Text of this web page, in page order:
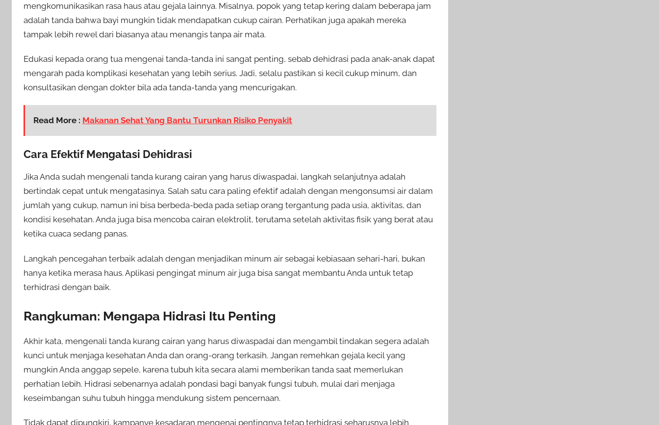
mengkomunikasikan rasa haus atau gejala lainnya. Misalnya, popok yang tetap kering dalam beberapa jam
adalah tanda bahwa bayi mungkin tidak mendapatkan cukup cairan. Perhatikan juga apakah mereka
tampak lebih rewel dari biasanya atau menangis tanpa air mata.
Edukasi kepada orang tua mengenai tanda-tanda ini sangat penting, sebab dehidrasi pada anak-anak dapat
mengarah pada komplikasi kesehatan yang lebih serius. Jadi, selalu pastikan si kecil cukup minum, dan
konsultasikan dengan dokter bila ada tanda-tanda yang mencurigakan.
Read More : Makanan Sehat Yang Bantu Turunkan Risiko Penyakit
Cara Efektif Mengatasi Dehidrasi
Jika Anda sudah mengenali tanda kurang cairan yang harus diwaspadai, langkah selanjutnya adalah
bertindak cepat untuk mengatasinya. Salah satu cara paling efektif adalah dengan mengonsumsi air dalam
jumlah yang cukup, namun ini bisa berbeda-beda pada setiap orang tergantung pada usia, aktivitas, dan
kondisi kesehatan. Anda juga bisa mencoba cairan elektrolit, terutama setelah aktivitas fisik yang berat atau
ketika cuaca sedang panas.
Langkah pencegahan terbaik adalah dengan menjadikan minum air sebagai kebiasaan sehari-hari, bukan
hanya ketika merasa haus. Aplikasi pengingat minum air juga bisa sangat membantu Anda untuk tetap
terhidrasi dengan baik.
Rangkuman: Mengapa Hidrasi Itu Penting
Akhir kata, mengenali tanda kurang cairan yang harus diwaspadai dan mengambil tindakan segera adalah
kunci untuk menjaga kesehatan Anda dan orang-orang terkasih. Jangan remehkan gejala kecil yang
mungkin Anda anggap sepele, karena tubuh kita secara alami memberikan tanda saat memerlukan
perhatian lebih. Hidrasi sebenarnya adalah pondasi bagi banyak fungsi tubuh, mulai dari menjaga
keseimbangan suhu tubuh hingga mendukung sistem pencernaan.
Tidak dapat dipungkiri, kampanye kesadaran mengenai pentingnya tetap terhidrasi seharusnya lebih